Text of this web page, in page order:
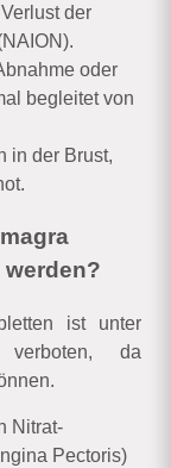
der
oder
begleitet von
in der Brust,
ist unter
verboten, da
Nitrat-
Pectoris)